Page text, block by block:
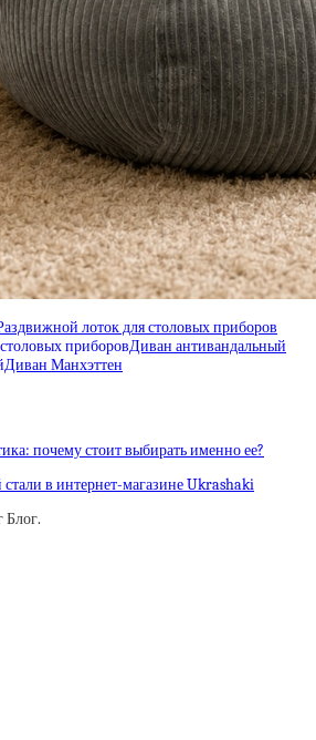
лоток для столовых приборов
Диван антивандальный
Диван Манхэттен
почему стоит выбирать именно ее?
в интернет-магазине Ukrashaki